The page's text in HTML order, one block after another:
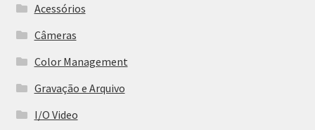
Acessórios
Câmeras
Color Management
Gravação e Arquivo
I/O Video